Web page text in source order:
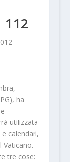
112
ha
utilizzata
calendari,
Vaticano.
tre cose: